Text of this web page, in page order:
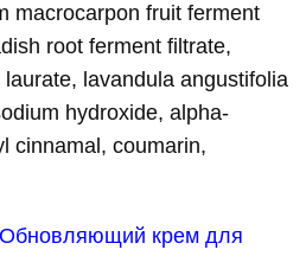
macrocarpon fruit ferment
root ferment filtrate,
lavandula angustifolia
hydroxide, alpha-
cinnamal, coumarin,